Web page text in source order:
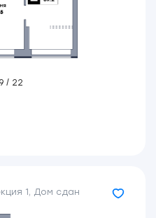
/ 22
1, Дом сдан